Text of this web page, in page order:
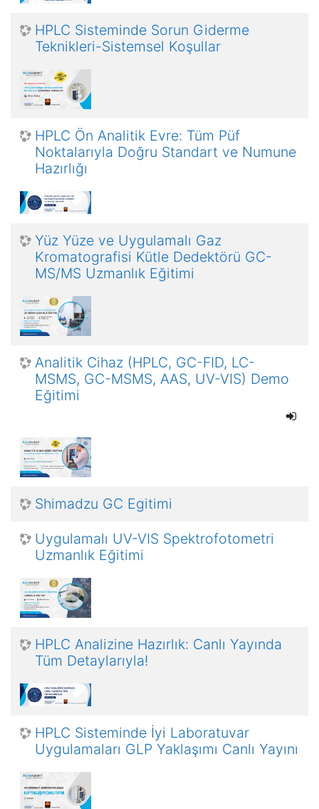
HPLC Sisteminde Sorun Giderme
Teknikleri-Sistemsel Koşullar
HPLC Ön Analitik Evre: Tüm Püf
Noktalarıyla Doğru Standart ve Numune
Hazırlığı
Yüz Yüze ve Uygulamalı Gaz
Kromatografisi Kütle Dedektörü GC-
MS/MS Uzmanlık Eğitimi
Analitik Cihaz (HPLC, GC-FID, LC-
MSMS, GC-MSMS, AAS, UV-VIS) Demo
Eğitimi
Shimadzu GC Egitimi
Uygulamalı UV-VIS Spektrofotometri
Uzmanlık Eğitimi
HPLC Analizine Hazırlık: Canlı Yayında
Tüm Detaylarıyla!
HPLC Sisteminde İyi Laboratuvar
Uygulamaları GLP Yaklaşımı Canlı Yayını